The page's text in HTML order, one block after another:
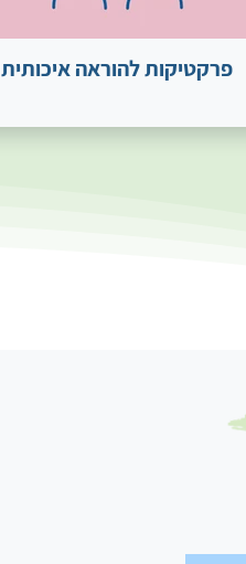
פרקטיקות להוראה איכותית